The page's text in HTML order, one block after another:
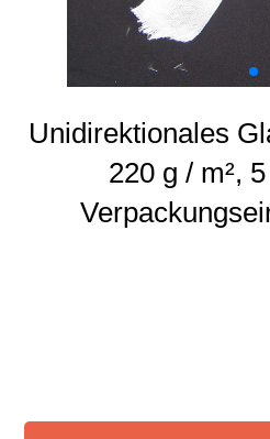
Unidirektionales
220 g / m²,